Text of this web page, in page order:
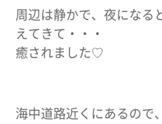
周辺は静かで、夜になる
えてきて・・・
癒されました♡
海中道路近くにあるので